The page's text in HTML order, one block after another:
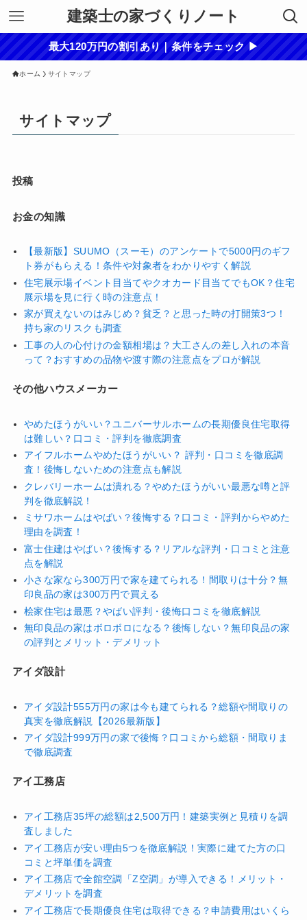
建築士の家づくりノート
最大120万円の割引あり｜条件をチェック ▶
ホーム サイトマップ
サイトマップ
投稿
お金の知識
【最新版】SUUMO（スーモ）のアンケートで5000円のギフ
ト券がもらえる！条件や対象者をわかりやすく解説
住宅展示場イベント目当てやクオカード目当てでもOK？住宅
展示場を見に行く時の注意点！
家が買えないのはみじめ？貧乏？と思った時の打開策3つ！
持ち家のリスクも調査
工事の人の心付けの金額相場は？大工さんの差し入れの本音
って？おすすめの品物や渡す際の注意点をプロが解説
その他ハウスメーカー
やめたほうがいい？ユニバーサルホームの長期優良住宅取得
は難しい？口コミ・評判を徹底調査
アイフルホームやめたほうがいい？ 評判・口コミを徹底調
査！後悔しないための注意点も解説
クレバリーホームは潰れる？やめたほうがいい最悪な噂と評
判を徹底解説！
ミサワホームはやばい？後悔する？口コミ・評判からやめた
理由を調査！
富士住建はやばい？後悔する？リアルな評判・口コミと注意
点を解説
小さな家なら300万円で家を建てられる！間取りは十分？無
印良品の家は300万円で買える
桧家住宅は最悪？やばい評判・後悔口コミを徹底解説
無印良品の家はボロボロになる？後悔しない？無印良品の家
の評判とメリット・デメリット
アイダ設計
アイダ設計555万円の家は今も建てられる？総額や間取りの
真実を徹底解説【2026最新版】
アイダ設計999万円の家で後悔？口コミから総額・間取りま
で徹底調査
アイ工務店
アイ工務店35坪の総額は2,500万円！建築実例と見積りを調
査しました
アイ工務店が安い理由5つを徹底解説！実際に建てた方の口
コミと坪単価を調査
アイ工務店で全館空調「Z空調」が導入できる！メリット・
デメリットを調査
アイ工務店で長期優良住宅は取得できる？申請費用はいくら